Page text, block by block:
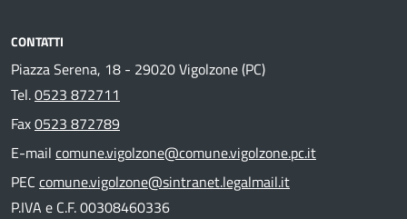
CONTATTI
Piazza Serena, 18 - 29020 Vigolzone (PC)
Tel.0523 872711
Fax0523 872789
E-mail comune.vigolzone@comune.vigolzone.pc.it
PEC comune.vigolzone@sintranet.legalmail.it
P.IVA e C.F. 00308460336